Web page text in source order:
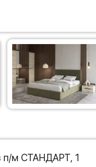
п/м СТАНДАРТ, 1